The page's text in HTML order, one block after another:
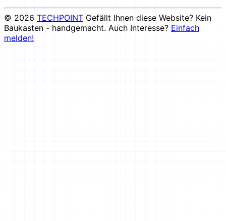
© 2026 TECHPOINT Gefällt Ihnen diese Website? Kein
Baukasten - handgemacht. Auch Interesse? Einfach
melden!